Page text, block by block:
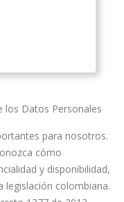
los Datos Personales
para nosotros.
cómo
y disponibilidad,
legislación colombiana.